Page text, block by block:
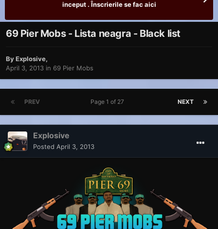
inceput . Înscrierile se fac aici
69 Pier Mobs - Lista neagra - Black list
ByExplosive,
April 3, 2013 in 69 Pier Mobs
PREV NEXT
Page 1 of 27
Explosive
Posted April 3, 2013